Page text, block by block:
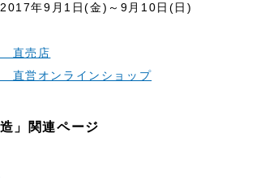
年9月1日(金)～9月10日(日)
直売店
直営オンラインショップ
」関連ページ